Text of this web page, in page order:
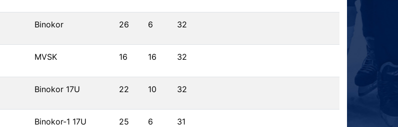
Binokor 26 6 32
MVSK 16 16 32
Binokor 17U 22 10 32
Binokor-1 17U 25 6 31